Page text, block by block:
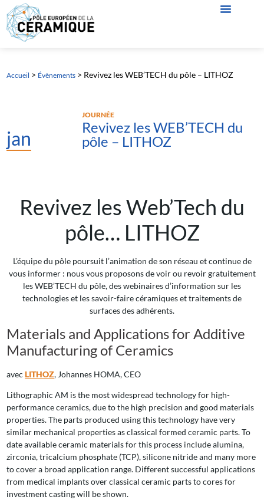
Accueil > Évènements > Revivez les WEB’TECH du pôle – LITHOZ
jan
JOURNÉE
Revivez les WEB’TECH du
pôle – LITHOZ
Revivez les Web’Tech du
pôle… LITHOZ
L’équipe du pôle poursuit l’animation de son réseau et continue de
vous informer : nous vous proposons de voir ou revoir gratuitement
les WEB’TECH du pôle, des webinaires d’information sur les
technologies et les savoir-faire céramiques et traitements de
surfaces des adhérents.
Materials and Applications for Additive
Manufacturing of Ceramics
avecLITHOZ, Johannes HOMA, CEO
Lithographic AM is the most widespread technology for high-
performance ceramics, due to the high precision and good materials
properties. The parts produced using this technology have very
similar mechanical properties as classical formed ceramic parts. To
date available ceramic materials for this process include alumina,
zirconia, tricalcium phosphate (TCP), silicone nitride and many more
to cover a broad application range. Different successful applications
from medical implants over classical ceramic parts to cores for
investment casting will be shown.